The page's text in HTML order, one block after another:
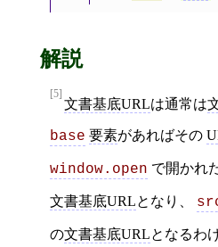
解説
[5]
文書基底URLは通常は
base 要素があればその
window.open で開かれ
文書基底URLとなり、
の文書基底URLとなるわ